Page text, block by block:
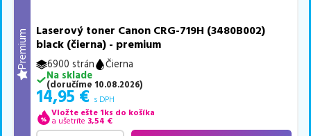
Premium
Laserový toner Canon CRG-719H (3480B002)
black (čierna) - premium
6900 strán
Čierna
Na sklade
(doručíme 10.08.2026)
14,95 € s DPH
Vložte ešte 1ks do košíka
a ušetríte 3,54 €